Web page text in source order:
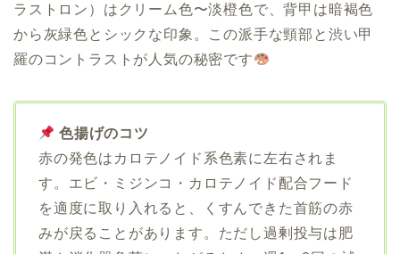
ラストロン）はクリーム色〜淡橙色で、背甲は暗褐色
から灰緑色とシックな印象。この派手な頸部と渋い甲
羅のコントラストが人気の秘密です
色揚げのコツ
赤の発色はカロテノイド系色素に左右されま
す。エビ・ミジンコ・カロテノイド配合フード
を適度に取り入れると、くすんできた首筋の赤
みが戻ることがあります。ただし過剰投与は肥